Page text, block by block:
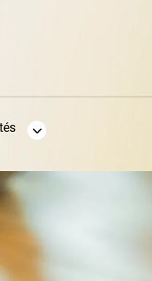
autres documents
Vente pour non-